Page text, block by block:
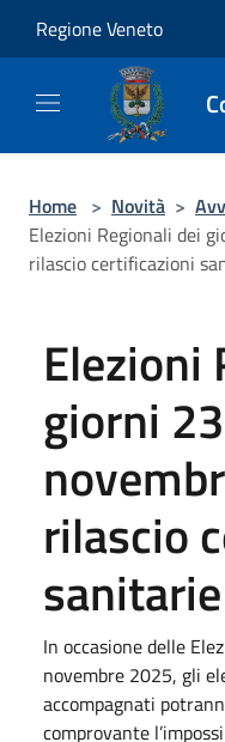
Regione Veneto
Home > Novità >
Elezioni Regionali dei
rilascio certificazioni
Elezioni
giorni
rilascio
sanitarie
In occasione delle
novembre 2025, gli
accompagnati
comprovante